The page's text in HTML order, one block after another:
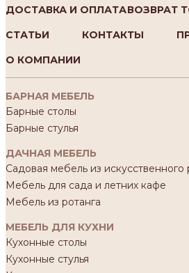
ДОСТАВКА И ОПЛАТАВОЗВРАТ
СТАТЬИ
КОНТАКТЫ
О КОМПАНИИ
БАРНАЯ МЕБЕЛЬ
Барные столы
Барные стулья
ДАЧНАЯ МЕБЕЛЬ
Садовая мебель из искусственного
Мебель для сада и летних кафе
Мебель из ротанга
МЕБЕЛЬ ДЛЯ КУХНИ
Кухонные столы
Кухонные стулья